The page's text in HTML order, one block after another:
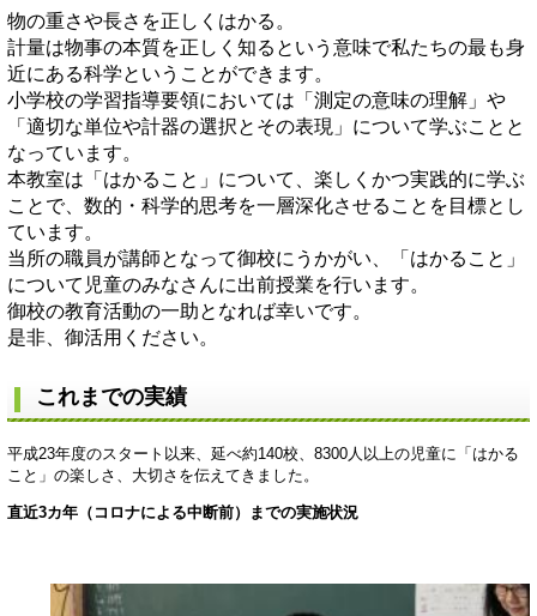
物の重さや長さを正しくはかる。
計量は物事の本質を正しく知るという意味で私たちの最も身
近にある科学ということができます。
小学校の学習指導要領においては「測定の意味の理解」や
「適切な単位や計器の選択とその表現」について学ぶことと
なっています。
本教室は「はかること」について、楽しくかつ実践的に学ぶ
ことで、数的・科学的思考を一層深化させることを目標とし
ています。
当所の職員が講師となって御校にうかがい、「はかること」
について児童のみなさんに出前授業を行います。
御校の教育活動の一助となれば幸いです。
是非、御活用ください。
これまでの実績
​平成23年度のスタート以来、延べ約140校、8300人以上の児童に「はかる
こと」の楽しさ、大切さを伝えてきました。
直近3カ年（コロナによる中断前）までの実施状況